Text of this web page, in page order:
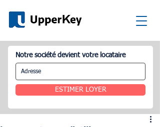
Notre société devient votre locataire
ESTIMER LOYER